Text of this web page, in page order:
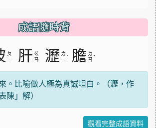
成語隨時背
ㄆ
ㄧ
肝 ㄍ
ㄢ
瀝 ㄌ
ㄧ ˋ 膽 ㄉ
ㄢˇ
。比喻做人極為真誠坦白。（瀝，作
陳」解）
觀看完整成語資料